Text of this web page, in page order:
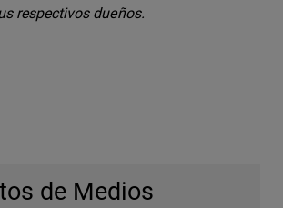
respectivos dueños.
de Medios